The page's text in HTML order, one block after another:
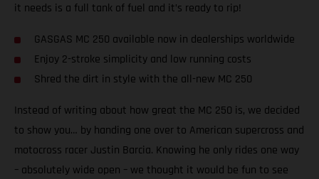
it needs is a full tank of fuel and it’s ready to rip!
GASGAS MC 250 available now in dealerships worldwide
Enjoy 2-stroke simplicity and low running costs
Shred the dirt in style with the all-new MC 250
Instead of writing about how great the MC 250 is, we decided
to show you… by handing one over to American supercross and
motocross racer Justin Barcia. Knowing he only rides one way
– absolutely wide open – we thought it would be fun to see